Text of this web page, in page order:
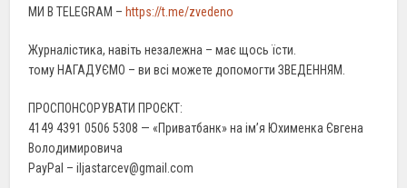
МИ В TELEGRAM – https://t.me/zvedeno
Журналістика, навіть незалежна – має щось їсти.
тому НАГАДУЄМО – ви всі можете допомогти ЗВЕДЕННЯМ.
ПРОСПОНСОРУВАТИ ПРОЄКТ:
4149 4391 0506 5308 — «Приватбанк» на ім’я Юхименка Євгена
Володимировича
PayPal – iljastarcev@gmail.com